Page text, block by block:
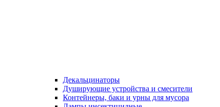
Декальцинаторы
Душирующие устройства и смесители
Контейнеры, баки и урны для мусора